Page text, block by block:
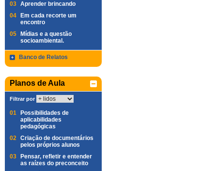
03 Aprender brincando
04
Em cada recorte um
encontro
05
Mídias e a questão
socioambiental.
Banco de Relatos
Planos de Aula
Filtrar por
01
Possibilidades de
aplicabilidades
pedagógicas
02 Criação de documentários
pelos próprios alunos
03
Pensar, refletir e entender
as raízes do preconceito